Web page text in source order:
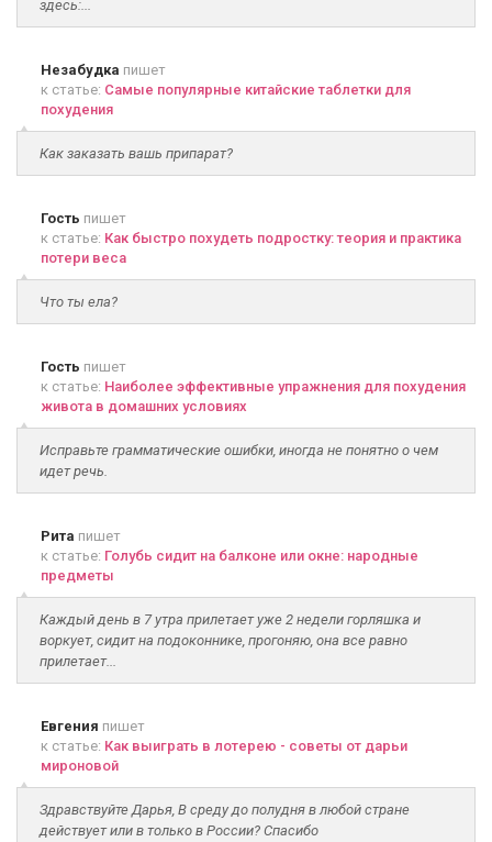
здесь:...
Незабудка пишет
к статье: Самые популярные китайские таблетки для
похудения
Как заказать вашь припарат?
Гость пишет
к статье: Как быстро похудеть подростку: теория и практика
потери веса
Что ты ела?
Гость пишет
к статье: Наиболее эффективные упражнения для похудения
живота в домашних условиях
Исправьте грамматические ошибки, иногда не понятно о чем
идет речь.
Рита пишет
к статье: Голубь сидит на балконе или окне: народные
предметы
Каждый день в 7 утра прилетает уже 2 недели горляшка и
воркует, сидит на подоконнике, прогоняю, она все равно
прилетает...
Евгения пишет
к статье: Как выиграть в лотерею - советы от дарьи
мироновой
Здравствуйте Дарья, В среду до полудня в любой стране
действует или в только в России? Спасибо